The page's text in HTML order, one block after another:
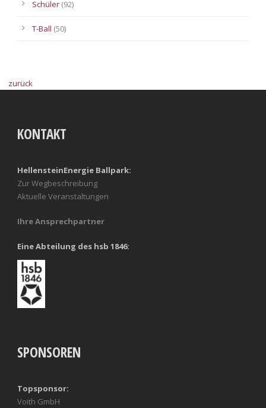
Schüler (92)
T-Ball (50)
zurück
KONTAKT
HellensteinEnergie Ballpark:
Zur Wegbeschreibung
Aktuelle Veranstaltungen
Ihre Ansprechpartner
Eine Abteilung des hsb 1846:
SPONSOREN
Topsponsor:
Voith GmbH